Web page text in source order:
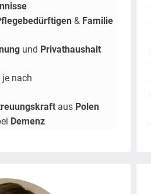
& Familie
und Privathaushalt
je nach
aus Polen
Demenz